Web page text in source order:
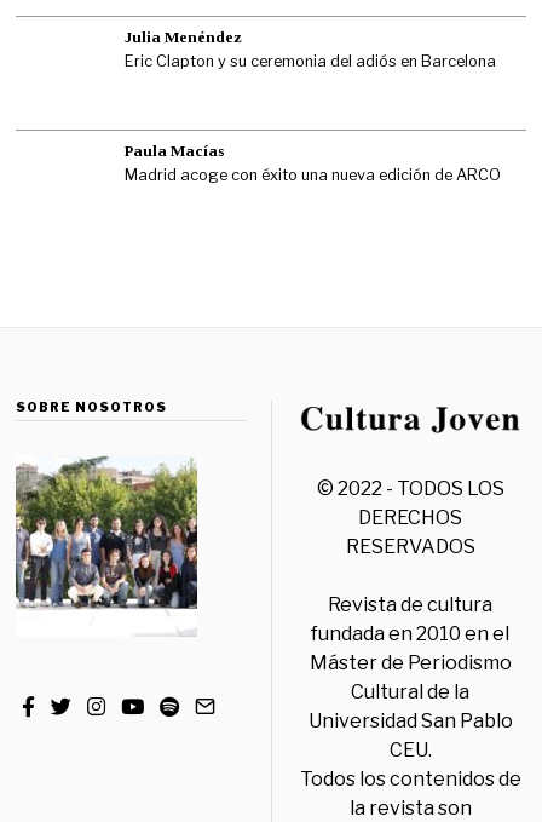
Julia Menéndez
Eric Clapton y su ceremonia del adiós en Barcelona
Paula Macías
Madrid acoge con éxito una nueva edición de ARCO
SOBRE NOSOTROS
© 2022 - TODOS LOS
DERECHOS
RESERVADOS
Revista de cultura
fundada en 2010 en el
Máster de Periodismo
Cultural de la
Universidad San Pablo
CEU.
Todos los contenidos de
la revista son